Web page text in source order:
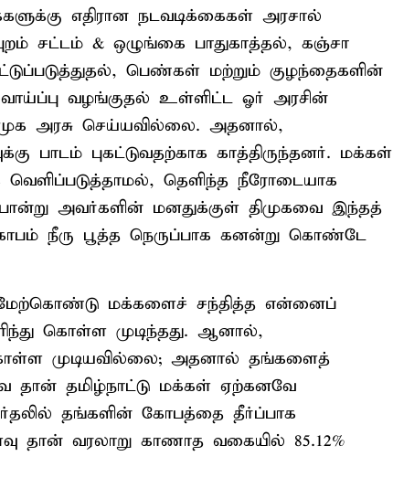
எதிரான நடவடிக்கைகள் அரசால்
சட்டம் & ஒழுங்கை பாதுகாத்தல், கஞ்சா
பெண்கள் மற்றும் குழந்தைகளின்
வழங்குதல் உள்ளிட்ட ஓர் அரசின்
அரசு செய்யவில்லை. அதனால்,
பாடம் புகட்டுவதற்காக காத்திருந்தனர். மக்கள்
தெளிந்த நீரோடையாக
அவர்களின் மனதுக்குள் திமுகவை இந்தத்
நீரு பூத்த நெருப்பாக கனன்று கொண்டே
மேற்கொண்டு மக்களைச் சந்தித்த என்னைப்
கொள்ள முடிந்தது. ஆனால்,
முடியவில்லை; அதனால் தங்களைத்
தான் தமிழ்நாட்டு மக்கள் ஏற்கனவே
தங்களின் கோபத்தை தீர்ப்பாக
தான் வரலாறு காணாத வகையில் 85.12%